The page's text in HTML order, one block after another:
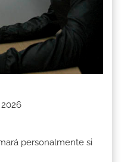
personalmente si